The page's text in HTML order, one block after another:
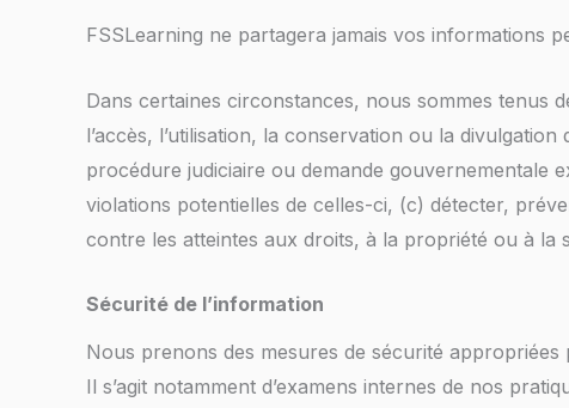
FSSLearning ne partagera jamais vos informations
Dans certaines circonstances, nous sommes tenus
l’accès, l’utilisation, la conservation ou la
procédure judiciaire ou demande gouvernementale
violations potentielles de celles-ci, (c) détecter,
contre les atteintes aux droits, à la propriété ou à la
Sécurité de l’information
Nous prenons des mesures de sécurité
Il s’agit notamment d’examens internes de nos